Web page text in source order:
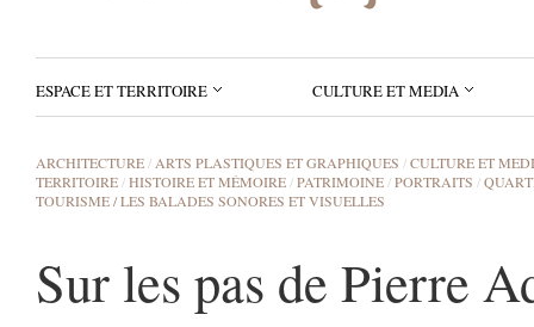
ESPACE ET TERRITOIRE CULTURE ET MEDIA
ARCHITECTURE / ARTS PLASTIQUES ET GRAPHIQUES /CULTURE ET
TERRITOIRE /HISTOIRE ET MÉMOIRE /PATRIMOINE /PORTRAITS /
TOURISME / LES BALADES SONORES ET VISUELLES
Sur les pas de Pierre